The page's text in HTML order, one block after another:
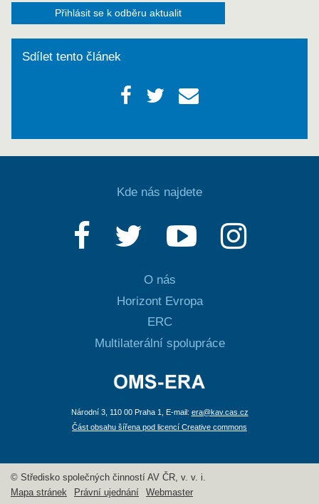
Přihlásit se k odběru aktualit
Sdílet tento článek
Kde nás najdete
O nás
Horizont Evropa
ERC
Multilaterální spolupráce
Národní 3, 110 00 Praha 1, E-mail: era@kav.cas.cz
Část obsahu šířena pod licencí Creative commons
© Středisko společných činností AV ČR, v. v. i.
Mapa stránek
Právní ujednání Webmaster